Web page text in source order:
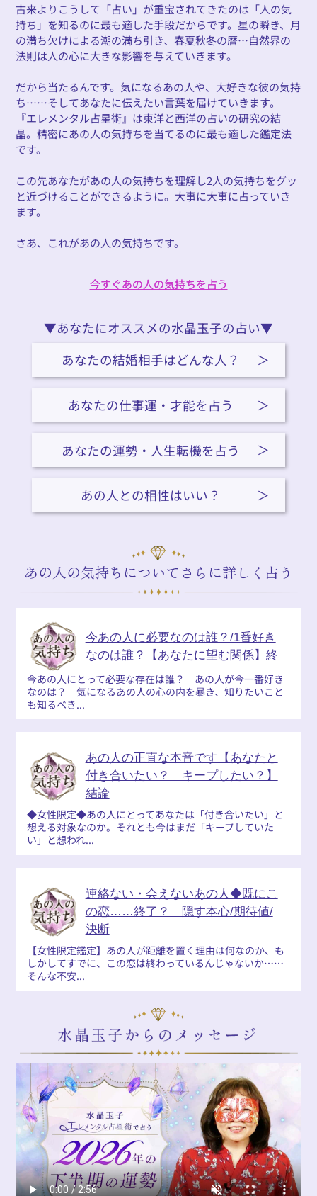
古来よりこうして「占い」が重宝されてきたのは「人の気
持ち」を知るのに最も適した手段だからです。星の瞬き、月
の満ち欠けによる潮の満ち引き、春夏秋冬の暦…自然界の
法則は人の心に大きな影響を与えていきます。
だから当たるんです。気になるあの人や、大好きな彼の気持
ち……そしてあなたに伝えたい言葉を届けていきます。
『エレメンタル占星術』は東洋と西洋の占いの研究の結
晶。精密にあの人の気持ちを当てるのに最も適した鑑定法
です。
この先あなたがあの人の気持ちを理解し2人の気持ちをグッ
と近づけることができるように。大事に大事に占っていき
ます。
さあ、これがあの人の気持ちです。
今すぐあの人の気持ちを占う
今すぐあの人の気持ちを占う
▼あなたにオススメの水晶玉子の占い▼
あなたの結婚相手はどんな人？
あなたの仕事運・才能を占う
あなたの運勢・人生転機を占う
あの人との相性はいい？
あの人の気持ちについてさらに詳しく占う
今あの人に必要なのは誰？/1番好き
なのは誰？【あなたに望む関係】終
今あの人にとって必要な存在は誰？ あの人が今一番好き
なのは？ 気になるあの人の心の内を暴き、知りたいこと
も知るべき...
あの人の正直な本音です【あなたと
付き合いたい？ キープしたい？】
結論
◆女性限定◆あの人にとってあなたは「付き合いたい」と
想える対象なのか。それとも今はまだ「キープしていた
い」と想われ...
連絡ない・会えないあの人◆既にこ
の恋……終了？ 隠す本心/期待値/
決断
【女性限定鑑定】あの人が距離を置く理由は何なのか、も
しかしてすでに、この恋は終わっているんじゃないか……
そんな不安...